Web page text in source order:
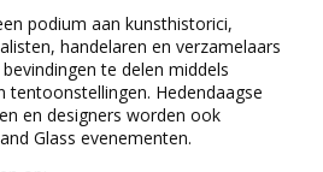
podium aan kunsthistorici,
handelaren en verzamelaars
te delen middels
tentoonstellingen. Hedendaagse
en designers worden ook
Glass evenementen.